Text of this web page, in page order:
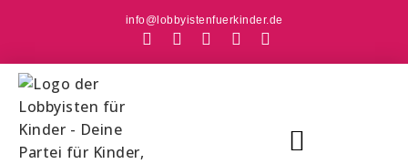
info@lobbyistenfuerkinder.de